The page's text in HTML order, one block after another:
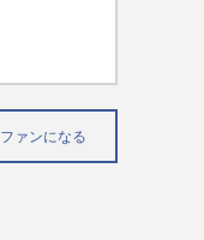
ファンになる